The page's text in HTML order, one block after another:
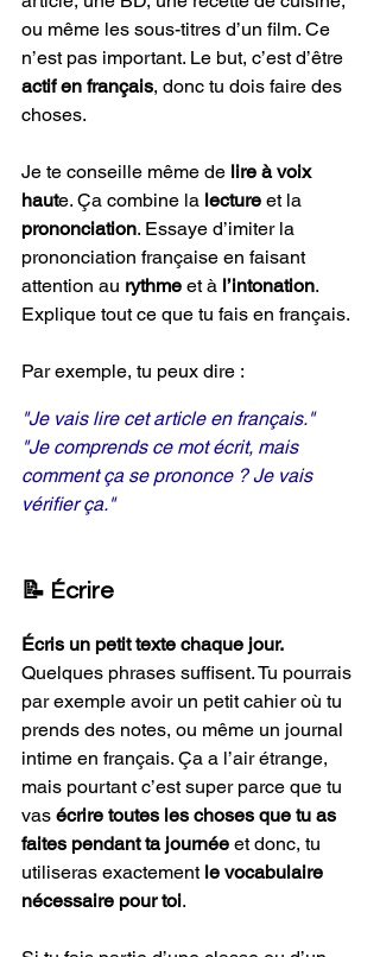
ou même les sous-titres d’un film. Ce
n’est pas important. Le but, c’est d’être
actif en français, donc tu dois faire des
choses.
Je te conseille même de lire à voix
haute. Ça combine la lecture et la
prononciation. Essaye d’imiter la
prononciation française en faisant
attention au rythme et à l’intonation.
Explique tout ce que tu fais en français.
Par exemple, tu peux dire :
"Je vais lire cet article en français."
"Je comprends ce mot écrit, mais
comment ça se prononce ? Je vais
vérifier ça."
📝 Écrire
Écris un petit texte chaque jour.
Quelques phrases suffisent. Tu pourrais
par exemple avoir un petit cahier où tu
prends des notes, ou même un journal
intime en français. Ça a l’air étrange,
mais pourtant c’est super parce que tu
vas écrire toutes les choses que tu as
faites pendant ta journée et donc, tu
utiliseras exactement le vocabulaire
nécessaire pour toi.